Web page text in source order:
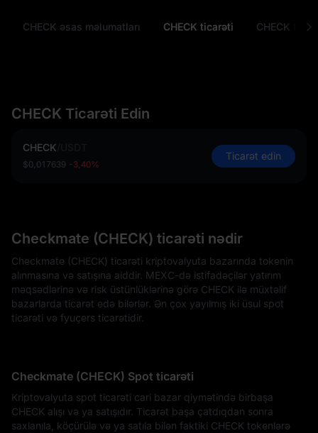
CHECK əsas məlumatları CHECK ticarəti CHECK
CHECK Ticarəti Edin
CHECK
$0,017639 -3,40%
Ticarət edin
Checkmate (CHECK) ticarəti nədir
Checkmate (CHECK) ticarəti kriptovalyuta bazarında tokenin
alınmasına və satışına aiddir. MEXC-də istifadəçilər yatırım
məqsədlərinə və risk üstünlüklərinə görə CHECK ilə müxtəlif
bazarlarda ticarət edə bilərlər. Ən çox yayılmış iki üsul spot
ticarəti və fyuçers ticarətidir.
Checkmate (CHECK) Spot ticarəti
Kriptovalyuta spot ticarəti cari bazar qiymətində birbaşa
CHECK alışı və ya satışıdır. Ticarət başa çatdıqdan sonra
saxlanıla, köçürülə və ya satıla bilən faktiki CHECK tokenlərə